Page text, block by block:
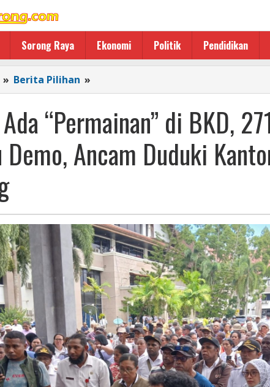
Sorong Raya Ekonomi Politik Pendidikan
» Berita Pilihan »
Ada
di
BKD,
271
Pegawai
Demo,
Ancam
Duduki
Kantor
Wali
Kota
Sorong
“Permainan” di BKD,
Demo, Ancam Duduki